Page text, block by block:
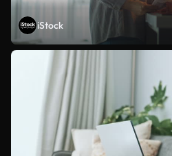
iStock